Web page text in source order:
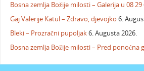
Bosna zemlja Božije milosti – Galerija u 08 29
Gaj Valerije Katul – Zdravo, djevojko 6.
Bleki – Prozračni pupoljak6. Augusta 2026.
Bosna zemlja Božije milosti – Pred ponoćna